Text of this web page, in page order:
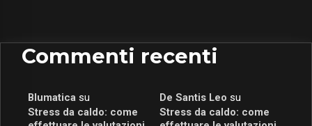
Commenti recenti
Blumaticasu
Stress da caldo: come
De Santis Leo su
Stress da caldo: come